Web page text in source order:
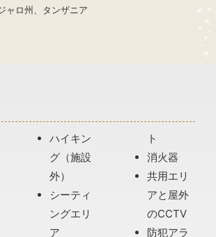
ャロ州、タンザニア
ハイキン
グ（施設
外）
シーティ
ングエリ
ア
ト
消火器
共用エリ
アと屋外
のCCTV
防犯アラ